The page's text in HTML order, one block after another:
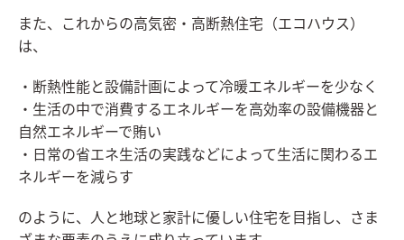
また、これからの高気密・高断熱住宅（エコハウス）
は、
・断熱性能と設備計画によって冷暖エネルギーを少なく
・生活の中で消費するエネルギーを高効率の設備機器と
自然エネルギーで賄い
・日常の省エネ生活の実践などによって生活に関わるエ
ネルギーを減らす
のように、人と地球と家計に優しい住宅を目指し、さま